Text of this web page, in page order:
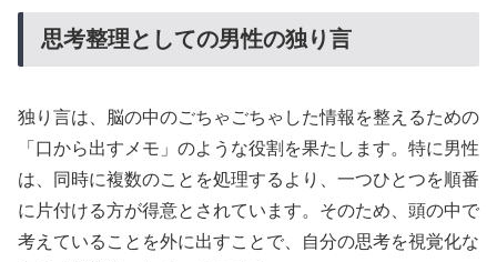
思考整理としての男性の独り言
独り言は、脳の中のごちゃごちゃした情報を整えるための
「口から出すメモ」のような役割を果たします。特に男性
は、同時に複数のことを処理するより、一つひとつを順番
に片付ける方が得意とされています。そのため、頭の中で
考えていることを外に出すことで、自分の思考を視覚化な